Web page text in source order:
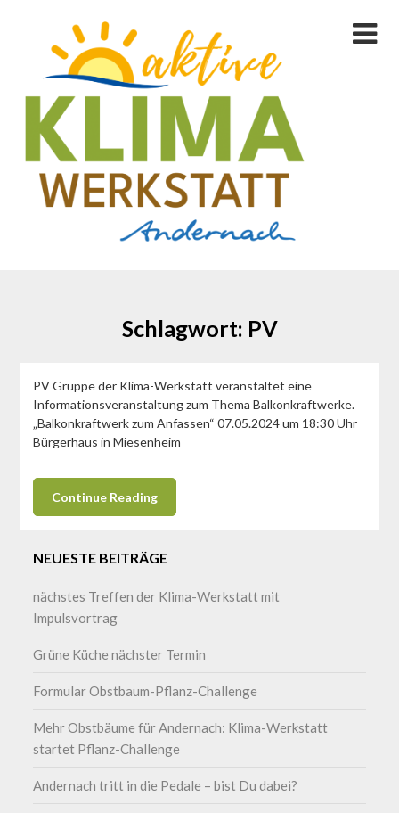
Schlagwort: PV
PV Gruppe der Klima-Werkstatt veranstaltet eine
Informationsveranstaltung zum Thema Balkonkraftwerke.
„Balkonkraftwerk zum Anfassen“ 07.05.2024 um 18:30 Uhr
Bürgerhaus in Miesenheim
Continue Reading
NEUESTE BEITRÄGE
nächstes Treffen der Klima-Werkstatt mit
Impulsvortrag
Grüne Küche nächster Termin
Formular Obstbaum-Pflanz-Challenge
Mehr Obstbäume für Andernach: Klima-Werkstatt
startet Pflanz-Challenge
Andernach tritt in die Pedale – bist Du dabei?